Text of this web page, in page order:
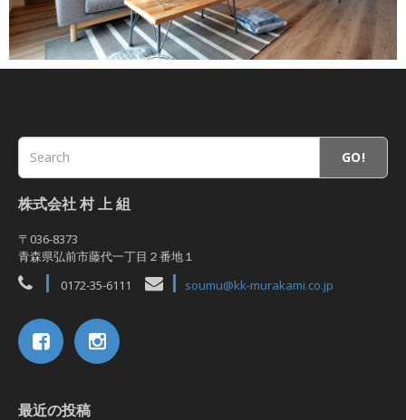
GO!
株式会社 村 上 組
〒036-8373
青森県弘前市藤代一丁目２番地１
0172-35-6111
soumu@kk-murakami.co.jp
最近の投稿